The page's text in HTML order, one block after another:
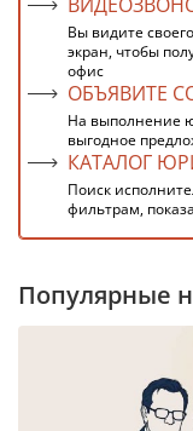
Вы видите
экран, чтобы
офис
ОБЪЯВИТЕ
На выполнение
выгодное
КАТАЛОГ
Поиск
фильтрам,
Популярные